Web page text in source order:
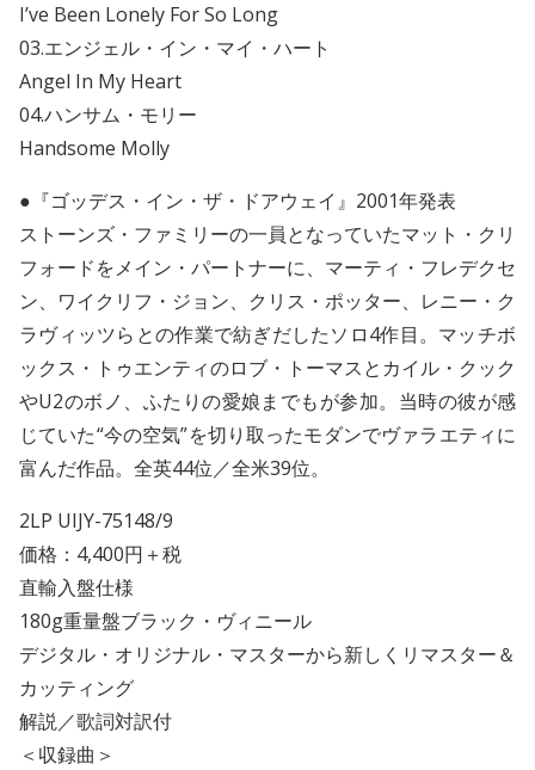
I’ve Been Lonely For So Long
03.エンジェル・イン・マイ・ハート
Angel In My Heart
04.ハンサム・モリー
Handsome Molly
●『ゴッデス・イン・ザ・ドアウェイ』2001年発表
ストーンズ・ファミリーの一員となっていたマット・クリ
フォードをメイン・パートナーに、マーティ・フレデクセ
ン、ワイクリフ・ジョン、クリス・ポッター、レニー・ク
ラヴィッツらとの作業で紡ぎだしたソロ4作目。マッチボ
ックス・トゥエンティのロブ・トーマスとカイル・クック
やU2のボノ、ふたりの愛娘までもが参加。当時の彼が感
じていた“今の空気”を切り取ったモダンでヴァラエティに
富んだ作品。全英44位／全米39位。
2LP UIJY-75148/9
価格：4,400円＋税
直輸入盤仕様
180g重量盤ブラック・ヴィニール
デジタル・オリジナル・マスターから新しくリマスター＆
カッティング
解説／歌詞対訳付
＜収録曲＞